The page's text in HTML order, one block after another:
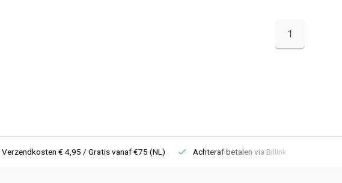
1
€ 4,95 / Gratis vanaf €75 (NL) Achteraf betalen via Billink